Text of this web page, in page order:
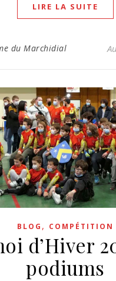
LIRE LA SUITE
du Marchidial
BLOG , COMPÉTITION
d’Hiver
podiums